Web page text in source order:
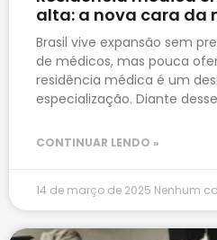
alta: a nova cara da
Brasil vive expansão sem
de médicos, mas pouca
residência médica é um
especialização. Diante desse
CONTINUAR LENDO »
14 de março de 2025 Nenhum